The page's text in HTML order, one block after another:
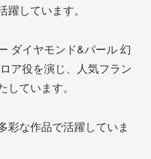
しています。
ダイヤモンド&パール 幻
ア役を演じ、人気フラン
ています。
彩な作品で活躍していま